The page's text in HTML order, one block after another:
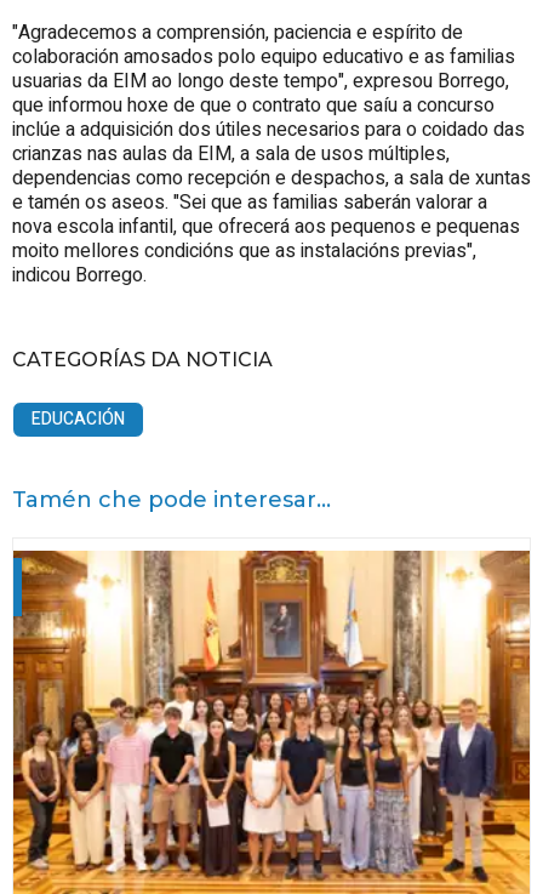
"Agradecemos a comprensión, paciencia e espírito de
colaboración amosados polo equipo educativo e as familias
usuarias da EIM ao longo deste tempo", expresou Borrego,
que informou hoxe de que o contrato que saíu a concurso
inclúe a adquisición dos útiles necesarios para o coidado das
crianzas nas aulas da EIM, a sala de usos múltiples,
dependencias como recepción e despachos, a sala de xuntas
e tamén os aseos. "Sei que as familias saberán valorar a
nova escola infantil, que ofrecerá aos pequenos e pequenas
moito mellores condicións que as instalacións previas",
indicou Borrego.
CATEGORÍAS DA NOTICIA
EDUCACIÓN
Tamén che pode interesar...